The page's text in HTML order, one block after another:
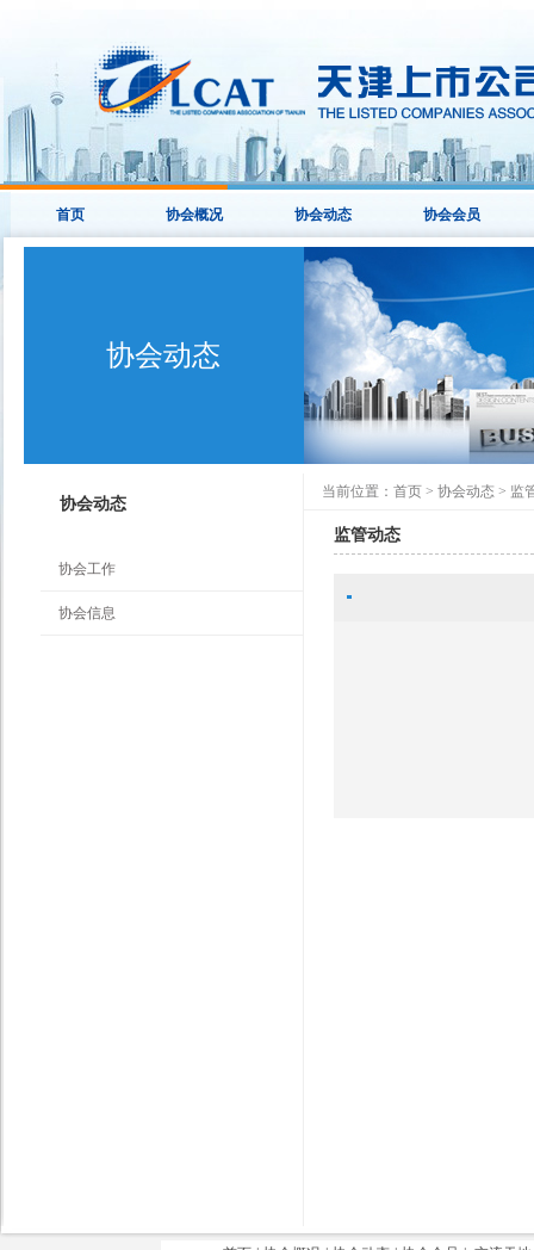
首页 协会概况 协会动态 协会会员
协会动态
协会动态
协会工作
协会信息
当前位置： 首页 > 协会动态 > 监
监管动态